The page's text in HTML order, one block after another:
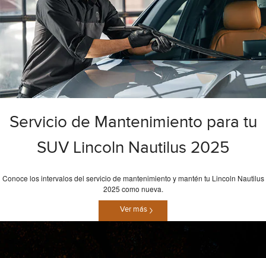
Servicio de Mantenimiento para tu
SUV Lincoln Nautilus 2025
Conoce los intervalos del servicio de mantenimiento y mantén tu Lincoln Nautilus
2025 como nueva.
Ver más